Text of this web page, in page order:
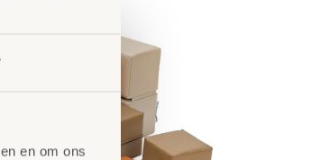
en om ons